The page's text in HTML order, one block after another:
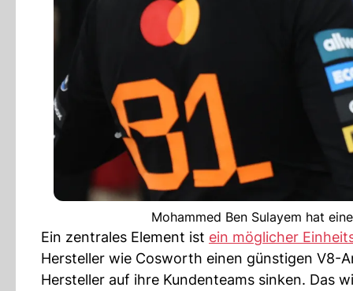
Mohammed Ben Sulayem hat
Ein zentrales Element ist ein möglicher
Hersteller wie Cosworth einen günstigen V8-
Hersteller auf ihre Kundenteams sinken. Das